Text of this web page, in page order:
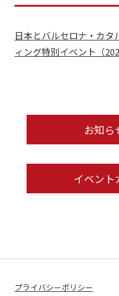
日本とバルセロナ・カ
ィング特別イベント（
お知ら
イベント
プライバシーポリシー